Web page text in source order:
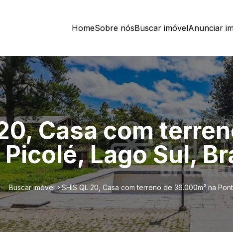
HomeSobre nósBuscar imóvelAnunciar
Casa com
Lago Sul,
Buscar imóvel SHIS QL 20, Casa com terreno de 36.000m² na